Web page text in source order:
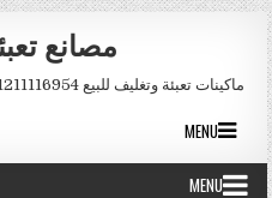
Skip to content
مصانع
ماكينات تعبئة وتغليف للبيع 01211116954 – 01211116956 – 01211116958
MENU
MENU